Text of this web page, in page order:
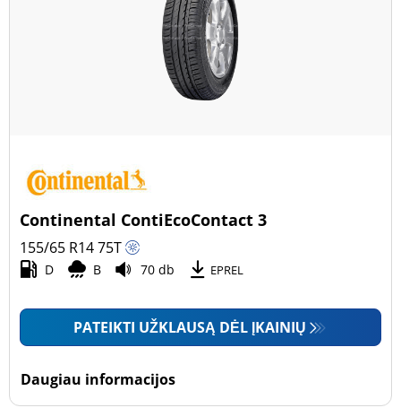
Continental ContiEcoContact 3
155/65 R1475T
D B 70 db EPREL
PATEIKTI UŽKLAUSĄ DĖL ĮKAINIŲ
Daugiau informacijos